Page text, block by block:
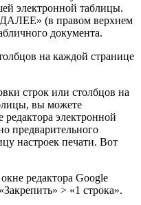
электронной таблицы.
(в правом верхнем
документа.
на каждой странице
строк или столбцов на
вы можете
редактора электронной
предварительного
настроек печати. Вот
редактора Google
> «1 строка».